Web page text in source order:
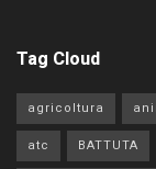
Tag Cloud
agricoltura
atc
BATTUTA